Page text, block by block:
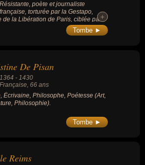
Résistante, poète et journaliste
française, torturée par la Gestapo,
de la Libération de Paris, ciblée par
reporter durant la guerre du
La résistante et poète de gauche
Viollis) et l'une des 1ère militantes
+
+
Tombe ►
De Pisan
1364 - 1430
Française , 66 ans
Écrivaine, Philosophe, Poétesse (Art,
Philosophie).
Tombe ►
Reims